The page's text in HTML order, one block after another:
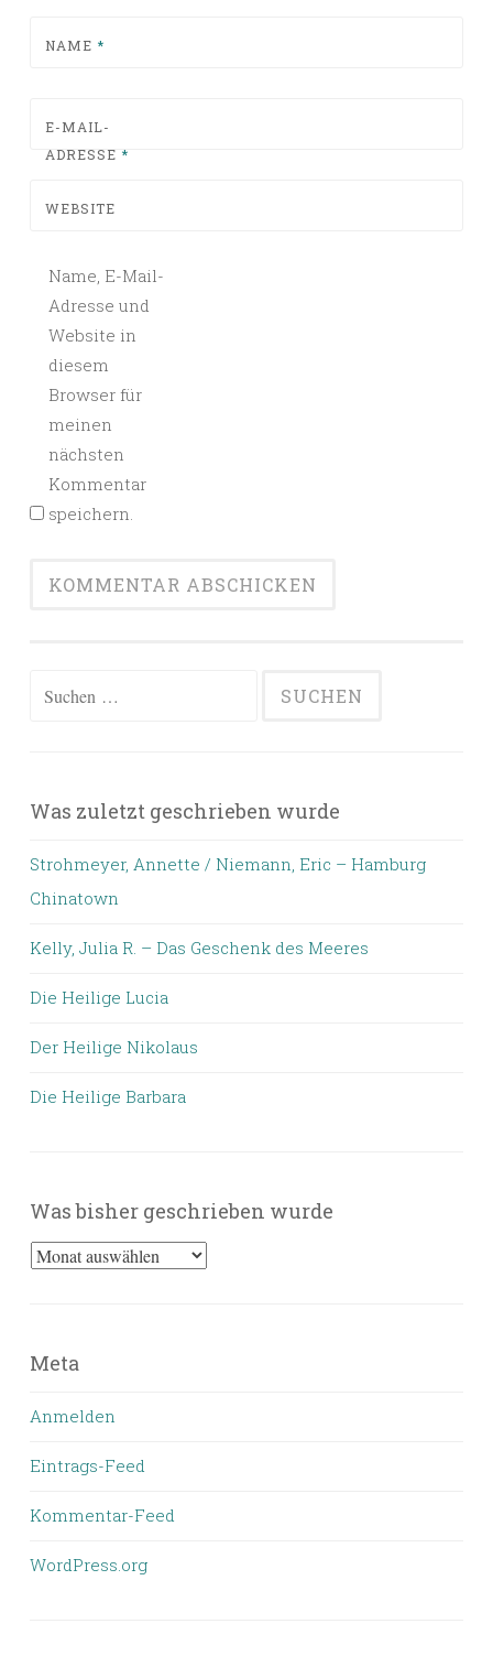
NAME *
E-MAIL-
ADRESSE *
WEBSITE
Name, E-Mail-
Adresse und
Website in
diesem
Browser für
meinen
nächsten
Kommentar
speichern.
Suchen
Was zuletzt geschrieben wurde
Strohmeyer, Annette / Niemann, Eric – Hamburg
Chinatown
Kelly, Julia R. – Das Geschenk des Meeres
Die Heilige Lucia
Der Heilige Nikolaus
Die Heilige Barbara
Was bisher geschrieben wurde
Was
wurde
Meta
Anmelden
Eintrags-Feed
Kommentar-Feed
WordPress.org